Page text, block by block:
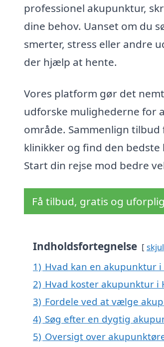
professionel akupunktur,
dine behov. Uanset om du
smerter, stress eller andre
der hjælp at hente.
Vores platform gør det
udforske mulighederne for
område. Sammenlign
klinikker og find den bedste
Start din rejse mod bedre
Få tilbud, gratis og
Indholdsfortegnelse skjul
1) Hvad kan en akupunktur
2) Hvad koster akupunktur i
3) Fordele ved at vælge
4) Søg efter en dygtig
5) Oversigt over